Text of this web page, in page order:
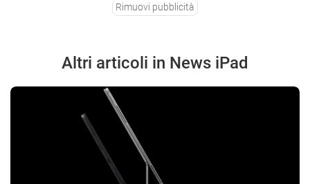
Rimuovi pubblicità
Altri articoli in News iPad